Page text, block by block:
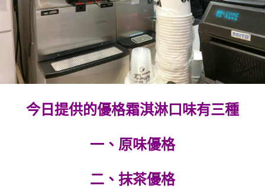
今日提供的優格霜淇淋口味有三種
一、原味優格
二、抹茶優格